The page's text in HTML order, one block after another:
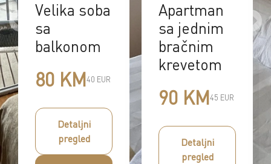
Apartman
sa jednim
bračnim
Detaljni
pregled
Veliki
apartman
100
KM
50
pregled